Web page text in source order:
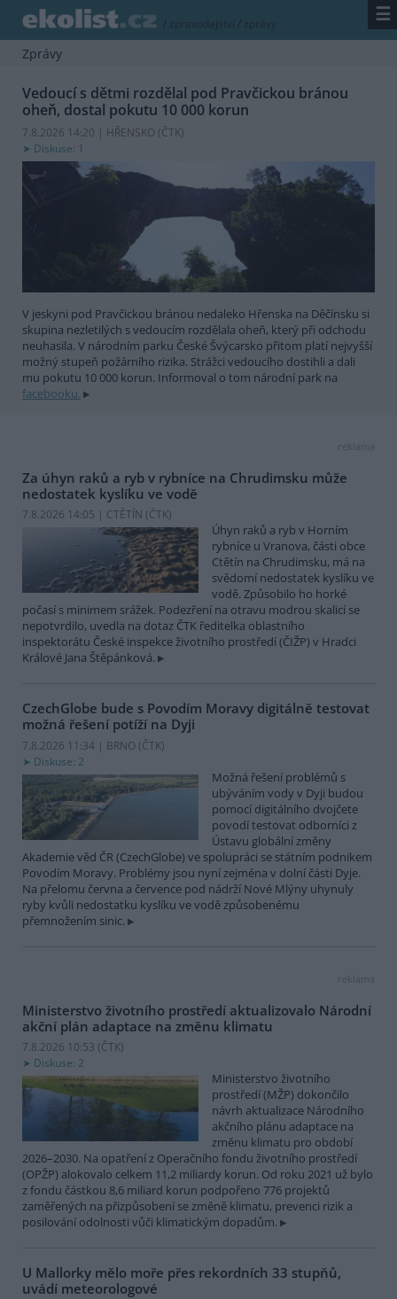
/ zpravodajství / zprávy ☰
Zprávy
Vedoucí s dětmi rozdělal pod Pravčickou bránou
oheň, dostal pokutu 10 000 korun
7.8.2026 14:20 | HŘENSKO (ČTK)
Diskuse: 1
V jeskyni pod Pravčickou bránou nedaleko Hřenska na Děčínsku si
skupina nezletilých s vedoucím rozdělala oheň, který při odchodu
neuhasila. V národním parku České Švýcarsko přitom platí nejvyšší
možný stupeň požárního rizika. Strážci vedoucího dostihli a dali
mu pokutu 10 000 korun. Informoval o tom národní park na
facebooku.
reklama
Za úhyn raků a ryb v rybníce na Chrudimsku může
nedostatek kyslíku ve vodě
7.8.2026 14:05 | CTĚTÍN (ČTK)
Úhyn raků a ryb v Horním
rybníce u Vranova, části obce
Ctětín na Chrudimsku, má na
svědomí nedostatek kyslíku ve
vodě. Způsobilo ho horké
počasí s minimem srážek. Podezření na otravu modrou skalicí se
nepotvrdilo, uvedla na dotaz ČTK ředitelka oblastního
inspektorátu České inspekce životního prostředí (ČIŽP) v Hradci
Králové Jana Štěpánková.
CzechGlobe bude s Povodím Moravy digitálně testovat
možná řešení potíží na Dyji
7.8.2026 11:34 | BRNO (ČTK)
Diskuse: 2
Možná řešení problémů s
ubýváním vody v Dyji budou
pomocí digitálního dvojčete
povodí testovat odborníci z
Ústavu globální změny
Akademie věd ČR (CzechGlobe) ve spolupráci se státním podnikem
Povodím Moravy. Problémy jsou nyní zejména v dolní části Dyje.
Na přelomu června a července pod nádrží Nové Mlýny uhynuly
ryby kvůli nedostatku kyslíku ve vodě způsobenému
přemnožením sinic.
reklama
Ministerstvo životního prostředí aktualizovalo Národní
akční plán adaptace na změnu klimatu
7.8.2026 10:53 (ČTK)
Diskuse: 2
Ministerstvo životního
prostředí (MŽP) dokončilo
návrh aktualizace Národního
akčního plánu adaptace na
změnu klimatu pro období
2026–2030. Na opatření z Operačního fondu životního prostředí
(OPŽP) alokovalo celkem 11,2 miliardy korun. Od roku 2021 už bylo
z fondu částkou 8,6 miliard korun podpořeno 776 projektů
zaměřených na přizpůsobení se změně klimatu, prevenci rizik a
posilování odolnosti vůči klimatickým dopadům.
U Mallorky mělo moře přes rekordních 33 stupňů,
uvádí meteorologové